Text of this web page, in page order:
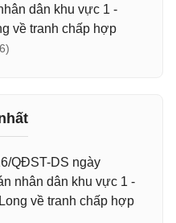
dân khu vực 1 -
về tranh chấp hợp
QĐST-DS ngày
nhân dân khu vực 1 -
về tranh chấp hợp